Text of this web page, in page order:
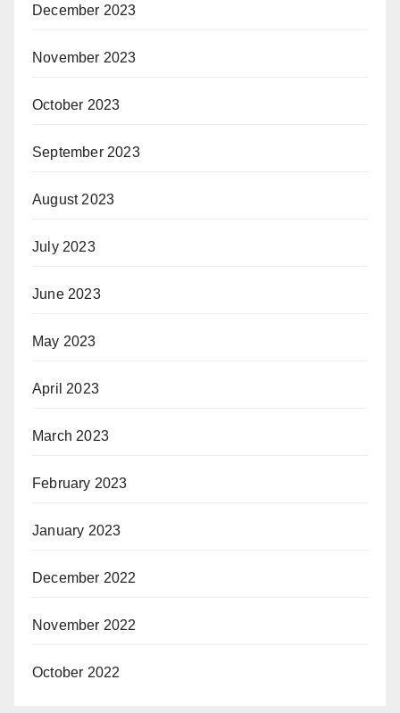
December 2023
November 2023
October 2023
September 2023
August 2023
July 2023
June 2023
May 2023
April 2023
March 2023
February 2023
January 2023
December 2022
November 2022
October 2022